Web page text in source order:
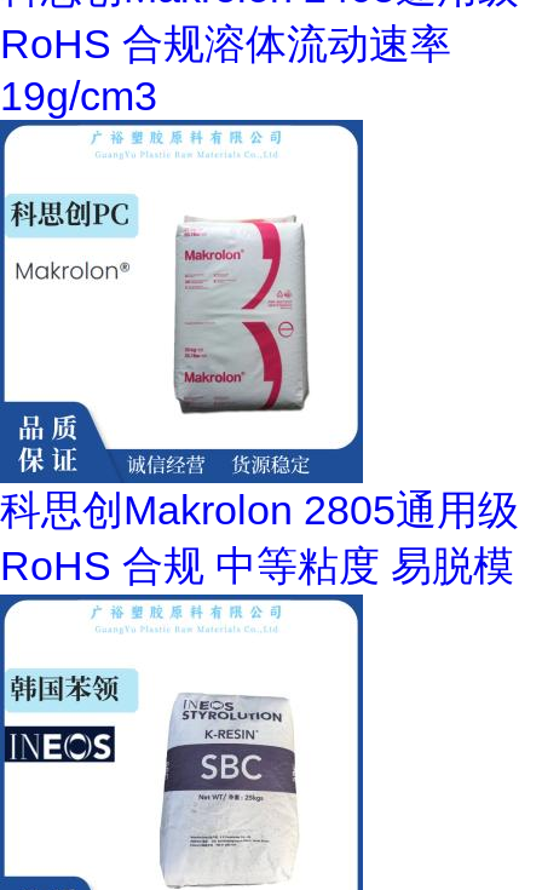
RoHS 合规溶体流动速率
19g/cm3
科思创Makrolon 2805通用级
RoHS 合规 中等粘度 易脱模